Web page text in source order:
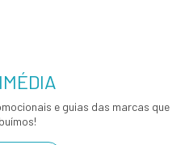
e guias das marcas que